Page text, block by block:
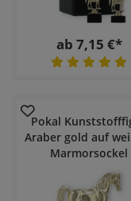
ab 7,15 €*
Pokal
Araber gold auf
Marmorsockel